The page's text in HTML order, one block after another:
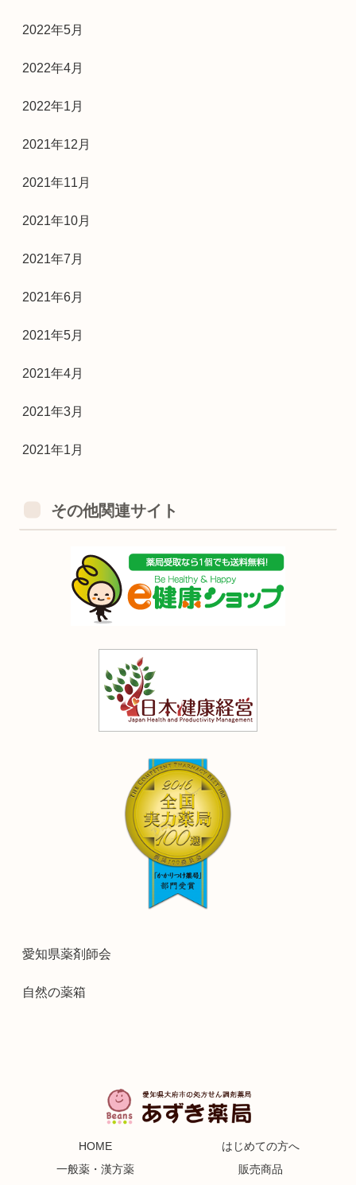
2022年5月
2022年4月
2022年1月
2021年12月
2021年11月
2021年10月
2021年7月
2021年6月
2021年5月
2021年4月
2021年3月
2021年1月
その他関連サイト
愛知県薬剤師会
自然の薬箱
HOME
はじめての方へ
一般薬・漢方薬
販売商品